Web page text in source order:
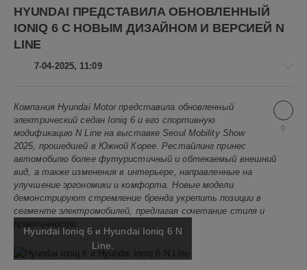
HYUNDAI ПРЕДСТАВИЛА ОБНОВЛЕННЫЙ
IONIQ 6 С НОВЫМ ДИЗАЙНОМ И ВЕРСИЕЙ N
LINE
7-04-2025, 11:09
Авто
новости
Алекс
Новикович
5
0
Hyundai,
Hyundai
6,
0
Компания Hyundai Motor представила обновленный
электрический седан Ioniq 6 и его спортивную
модификацию N Line на выставке Seoul Mobility Show
2025, прошедшей в Южной Корее. Рестайлинг принес
автомобилю более футуристичный и обтекаемый внешний
вид, а также изменения в интерьере, направленные на
улучшение эргономики и комфорта. Новые модели
демонстрируют стремление бренда укрепить позиции в
сегменте электромобилей, предлагая сочетание стиля и
практичности.
Hyundai Ioniq 6 и Hyundai Ioniq 6 N
Line.